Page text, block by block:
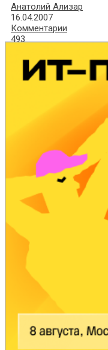
Анатолий Ализар
16.04.2007
Комментарии
493